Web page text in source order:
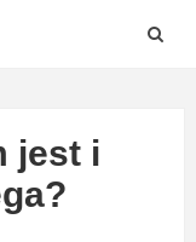
jest i